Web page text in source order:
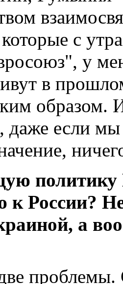
с
у
в
образом.
даже если
России?
а